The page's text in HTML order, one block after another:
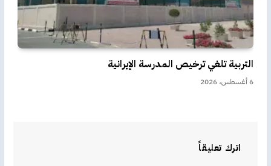
التربية تلغي ترخيص المدرسة الإيرانية
6 أغسطس، 2026
اترك تعليقاً